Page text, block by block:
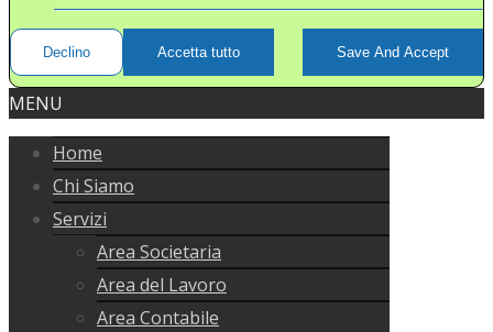
Declino Accetta tutto Save And Accept
MENU
Home
Chi Siamo
Servizi
Area Societaria
Area del Lavoro
Area Contabile